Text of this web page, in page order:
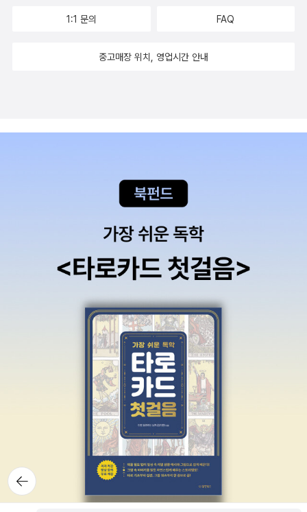
뒤로가
기
1:1 문의 FAQ
중고매장 위치, 영업시간 안내